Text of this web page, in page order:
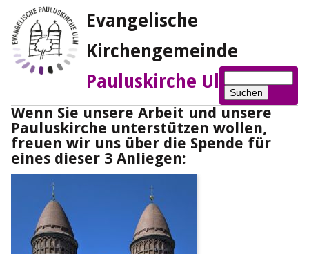
Evangelische
Kirchengemeinde
Pauluskirche Ulm
Suchen
Wenn Sie unsere Arbeit und unsere
Pauluskirche unterstützen wollen,
freuen wir uns über die Spende für
eines dieser 3 Anliegen: